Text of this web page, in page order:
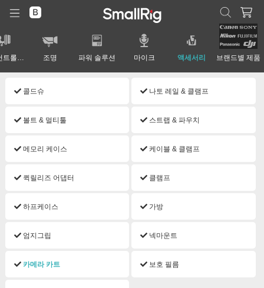
조명 파워 솔루션 마이크 액세서리 브랜드별 제품
콜드슈 나토 레일 & 클램프
볼트 & 멀티툴 스트랩 & 파우치
메모리 케이스 케이블 & 클램프
퀵릴리즈 어댑터 클램프
하프케이스 가방
엄지그립 넥마운트
카메라 카트 보호 필름